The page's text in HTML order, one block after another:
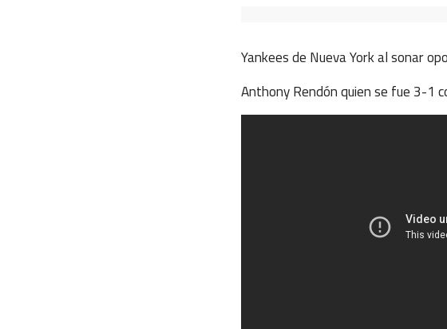
Yankees de Nueva York al sonar
Anthony Rendón quien se fue 3-1